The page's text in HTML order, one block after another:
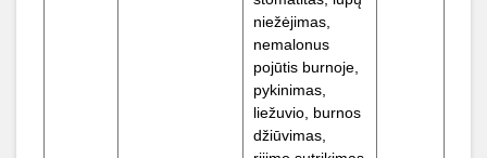
niežėjimas,
nemalonus
pojūtis burnoje,
pykinimas,
liežuvio, burnos
džiūvimas,